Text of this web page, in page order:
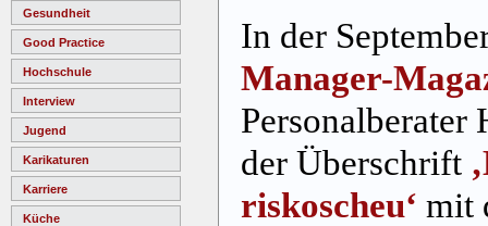
Gesundheit
Good Practice
Hochschule
Interview
Jugend
Karikaturen
Karriere
Küche
In der
Manager-
Personalberater
der Überschrift
riskoscheu‘ mit